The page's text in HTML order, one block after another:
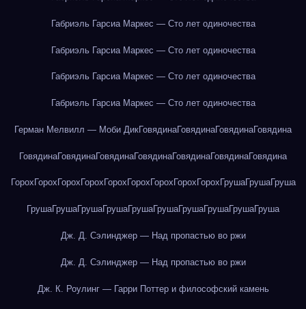
Габриэль Гарсиа Маркес — Сто лет одиночества
Габриэль Гарсиа Маркес — Сто лет одиночества
Габриэль Гарсиа Маркес — Сто лет одиночества
Габриэль Гарсиа Маркес — Сто лет одиночества
Герман Мелвилл — Моби ДикГовядинаГовядинаГовядинаГовядина
ГовядинаГовядинаГовядинаГовядинаГовядинаГовядинаГовядина
Горох Горох Горох Горох Горох Горох Горох Горох Горох ГрушаГрушаГруша
ГрушаГрушаГрушаГрушаГрушаГрушаГрушаГрушаГрушаГруша
Дж. Д. Сэлинджер — Над пропастью во ржи
Дж. Д. Сэлинджер — Над пропастью во ржи
Дж. К. Роулинг — Гарри Поттер и философский камень